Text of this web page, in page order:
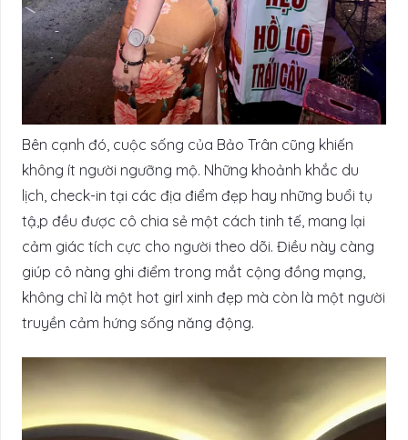
Bên cạnh đó, cuộc sống của Bảo Trân cũng khiến
không ít người ngưỡng mộ. Những khoảnh khắc du
lịch, check-in tại các địa điểm đẹp hay những buổi tụ
tậ,p đều được cô chia sẻ một cách tinh tế, mang lại
cảm giác tích cực cho người theo dõi. Điều này càng
giúp cô nàng ghi điểm trong mắt cộng đồng mạng,
không chỉ là một hot girl xinh đẹp mà còn là một người
truyền cảm hứng sống năng động.